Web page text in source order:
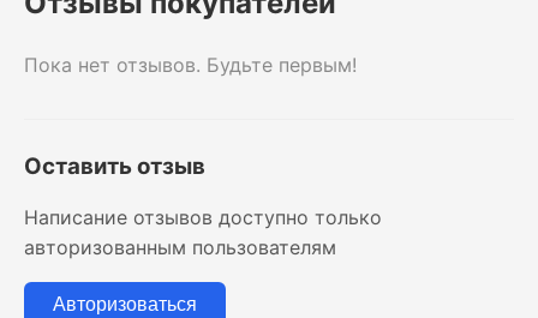
Пока нет отзывов. Будьте первым!
Оставить отзыв
Написание отзывов доступно только
авторизованным пользователям
Авторизоваться